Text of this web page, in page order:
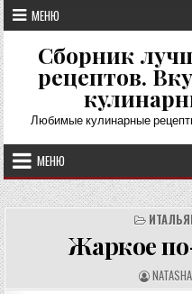
Перейти
к
содержимому
МЕНЮ
Сборник
рецептов.
Любимые кулинарные
МЕНЮ
Жаркое
А
В
NATASHA